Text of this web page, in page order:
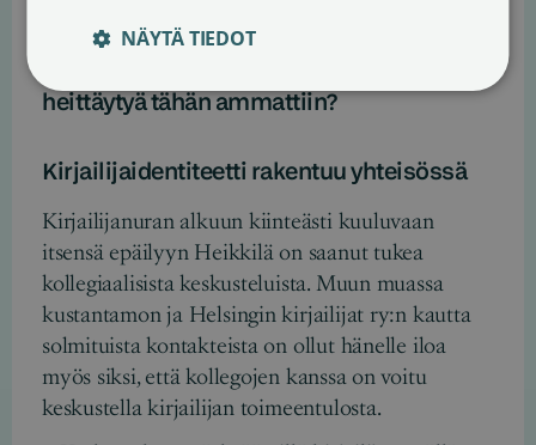
Kirjailijan työhön liittyy paljon
heittäytyä tähän ammattiin?
Kirjailijaidentiteetti rakentuu yhteisössä
Kirjailijanuran alkuun kiinteästi kuuluvaan
itsensä epäilyyn Heikkilä on saanut tukea
kollegiaalisista keskusteluista. Muun muassa
kustantamon ja Helsingin kirjailijat ry:n kautta
solmituista kontakteista on ollut hänelle iloa
myös siksi, että kollegojen kanssa on voitu
keskustella kirjailijan toimeentulosta.
NÄYTÄ TIEDOT